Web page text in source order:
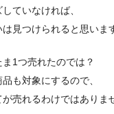
ていなければ、
見つけられると思いま
1つ売れたのでは？
も対象にするので、
売れるわけではありま